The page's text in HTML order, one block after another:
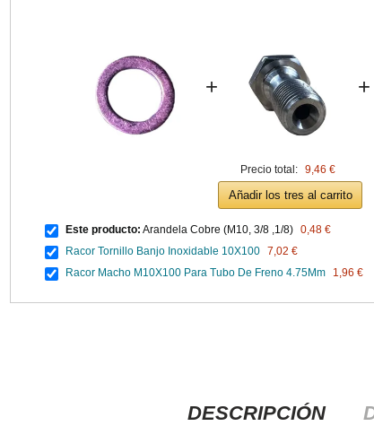
+ +
Precio total: 9,46 €
Añadir los tres al carrito
Este producto: Arandela Cobre (M10, 3/8 ,1/8) 0,48 €
Racor Tornillo Banjo Inoxidable 10X100 7,02 €
Racor Macho M10X100 Para Tubo De Freno 4.75Mm
1,96 €
DESCRIPCIÓN